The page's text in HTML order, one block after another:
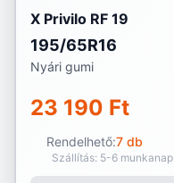
X Privilo RF 19
195/65R16
Nyári gumi
23 190 Ft
Rendelhető:7 db
Szállítás: 5-6 munkanap